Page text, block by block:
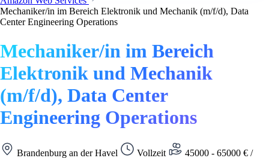
Mechaniker/in im Bereich Elektronik und Mechanik (m/f/d), Data
Center Engineering Operations
Mechaniker/in im Bereich
Elektronik und Mechanik
(m/f/d), Data Center
Engineering Operations
Brandenburg an der Havel Vollzeit
45000 - 65000 € /